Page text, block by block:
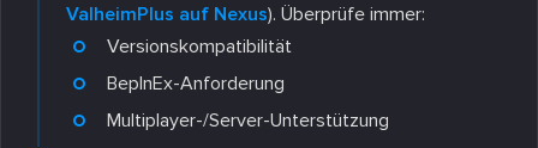
ValheimPlus auf Nexus). Überprüfe immer:
Versionskompatibilität
BepInEx-Anforderung
Multiplayer-/Server-Unterstützung